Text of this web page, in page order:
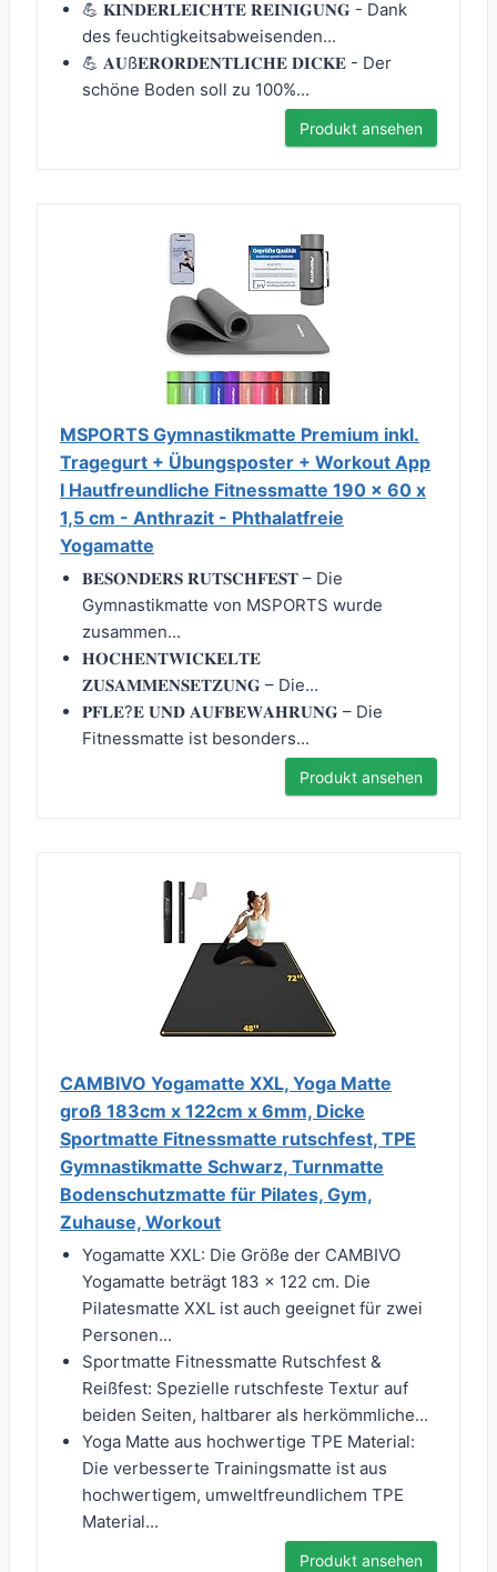
💪 𝐊𝐈𝐍𝐃𝐄𝐑𝐋𝐄𝐈𝐂𝐇𝐓𝐄 𝐑𝐄𝐈𝐍𝐈𝐆𝐔𝐍𝐆 - Dank
des feuchtigkeitsabweisenden...
💪 𝐀𝐔ß𝐄𝐑𝐎𝐑𝐃𝐄𝐍𝐓𝐋𝐈𝐂𝐇𝐄 𝐃𝐈𝐂𝐊𝐄 - Der
schöne Boden soll zu 100%...
Produkt ansehen
MSPORTS Gymnastikmatte Premium inkl.
Tragegurt + Übungsposter + Workout App
I Hautfreundliche Fitnessmatte 190 x 60 x
1,5 cm - Anthrazit - Phthalatfreie
Yogamatte
𝐁𝐄𝐒𝐎𝐍𝐃𝐄𝐑𝐒 𝐑𝐔𝐓𝐒𝐂𝐇𝐅𝐄𝐒𝐓 – Die
Gymnastikmatte von MSPORTS wurde
zusammen...
𝐇𝐎𝐂𝐇𝐄𝐍𝐓𝐖𝐈𝐂𝐊𝐄𝐋𝐓𝐄
𝐙𝐔𝐒𝐀𝐌𝐌𝐄𝐍𝐒𝐄𝐓𝐙𝐔𝐍𝐆 – Die...
𝐏𝐅𝐋𝐄?𝐄 𝐔𝐍𝐃 𝐀𝐔𝐅𝐁𝐄𝐖𝐀𝐇𝐑𝐔𝐍𝐆 – Die
Fitnessmatte ist besonders...
Produkt ansehen
CAMBIVO Yogamatte XXL, Yoga Matte
groß 183cm x 122cm x 6mm, Dicke
Sportmatte Fitnessmatte rutschfest, TPE
Gymnastikmatte Schwarz, Turnmatte
Bodenschutzmatte für Pilates, Gym,
Zuhause, Workout
Yogamatte XXL: Die Größe der CAMBIVO
Yogamatte beträgt 183 x 122 cm. Die
Pilatesmatte XXL ist auch geeignet für zwei
Personen...
Sportmatte Fitnessmatte Rutschfest &
Reißfest: Spezielle rutschfeste Textur auf
beiden Seiten, haltbarer als herkömmliche...
Yoga Matte aus hochwertige TPE Material:
Die verbesserte Trainingsmatte ist aus
hochwertigem, umweltfreundlichem TPE
Material...
Produkt ansehen